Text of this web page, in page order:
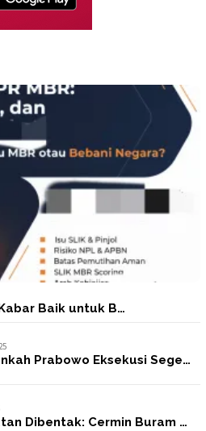
Baik untuk B…
Prabowo Eksekusi Sege…
Dibentak: Cermin Buram …